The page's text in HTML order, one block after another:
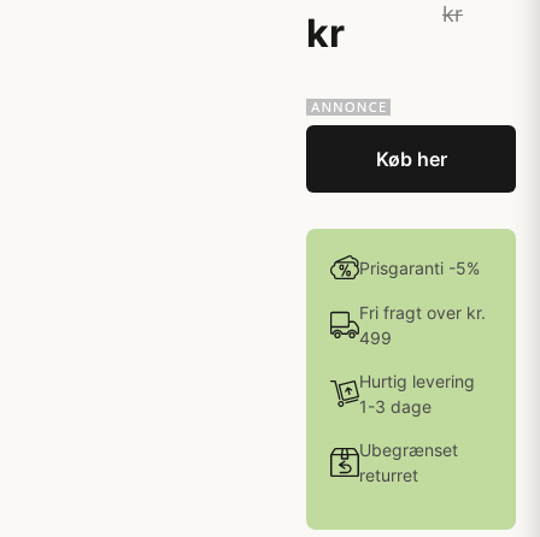
kr
kr
Køb her
Prisgaranti -5%
Fri fragt over kr.
499
Hurtig levering
1-3 dage
Ubegrænset
returret